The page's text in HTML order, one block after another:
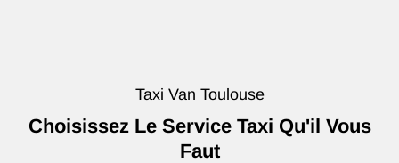
Taxi Van Toulouse
Choisissez Le Service Taxi Qu'il Vous
Faut